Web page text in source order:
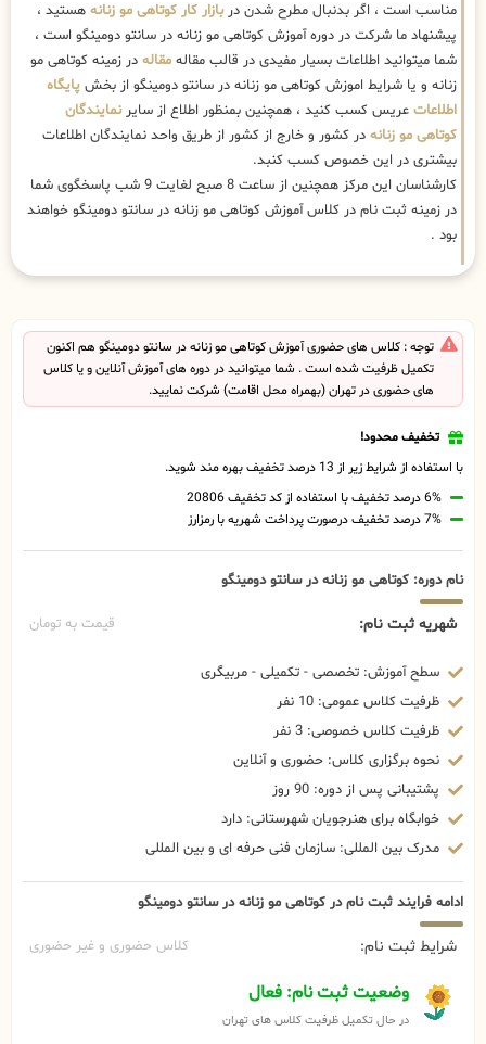
مناسب است ، اگر بدنبال مطرح شدن دربازار کار کوتاهی مو زنانه هستید ،
پیشنهاد ما شرکت در دوره آموزش کوتاهی مو زنانه در سانتو دومینگو است ،
شما میتوانید اطلاعات بسیار مفیدی در قالب مقاله مقاله در زمینه کوتاهی مو
زنانه و یا شرایط اموزش کوتاهی مو زنانه در سانتو دومینگو از بخش پایگاه
اطلاعات عریس کسب کنید ، همچنین بمنظور اطلاع از سایرنمایندگان
کوتاهی مو زنانه در کشور و خارج از کشور از طریق واحد نمایندگان اطلاعات
بیشتری در این خصوص کسب کنبد.
کارشناسان این مرکز همچنین از ساعت 8 صبح لغایت 9 شب پاسخگوی شما
در زمینه ثبت نام در کلاس آموزش کوتاهی مو زنانه در سانتو دومینگو خواهند
بود .
توجه : کلاس های حضوری آموزش کوتاهی مو زنانه در سانتو دومینگو هم اکنون
تکمیل ظرفیت شده است . شما میتوانید در دوره های آموزش آنلاین و یا کلاس
های حضوری در تهران (بهمراه محل اقامت) شرکت نمایید.
تخفیف محدود!
با استفاده از شرایط زیر از 13 درصد تخفیف بهره مند شوید.
6% درصد تخفیف با استفاده از کد تخفیف 20806
7% درصد تخفیف درصورت پرداخت شهریه با رمزارز
نام دوره: کوتاهی مو زنانه در سانتو دومینگو
شهریه ثبت نام: قیمت به تومان
سطح آموزش: تخصصی - تکمیلی - مربیگری
ظرفیت کلاس عمومی: 10 نفر
ظرفیت کلاس خصوصی: 3 نفر
نحوه برگزاری کلاس: حضوری و آنلاین
پشتیبانی پس از دوره: 90 روز
خوابگاه برای هنرجویان شهرستانی: دارد
مدرک بین المللی: سازمان فنی حرفه ای و بین المللی
ادامه فرایند ثبت نام در کوتاهی مو زنانه در سانتو دومینگو
شرایط ثبت نام: کلاس حضوری و غیر حضوری
وضعیت ثبت نام: فعال
در حال تکمیل ظرفیت کلاس های تهران